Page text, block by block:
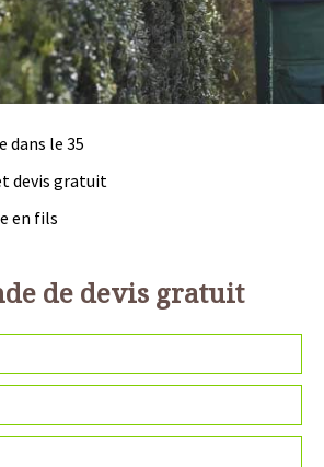
dans le 35
devis gratuit
en fils
de devis gratuit